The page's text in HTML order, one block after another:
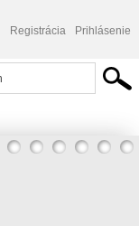
Registrácia Prihlásenie